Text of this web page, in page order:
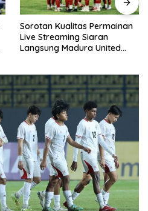
Sorotan Kualitas Permainan
Live Streaming Siaran
Langsung Madura United